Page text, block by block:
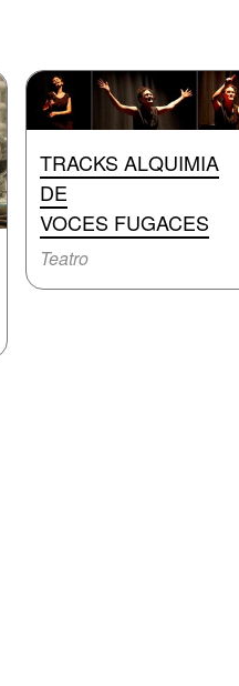
TRACKS ALQUIMIA
DE
VOCES FUGACES
Teatro